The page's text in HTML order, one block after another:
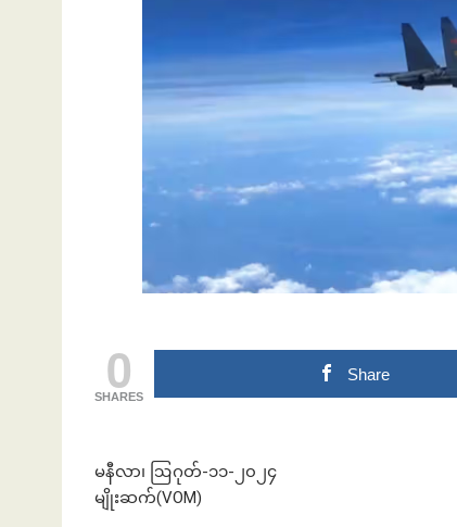
0
SHARES
Share
မနီလာ၊ ဩဂုတ်-၁၁-၂၀၂၄
မျိုးဆက်(VOM)